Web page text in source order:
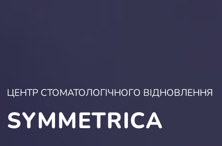
ЦЕНТР СТОМАТОЛОГІЧНОГО ВІДНОВЛЕННЯ
SYMMETRICA